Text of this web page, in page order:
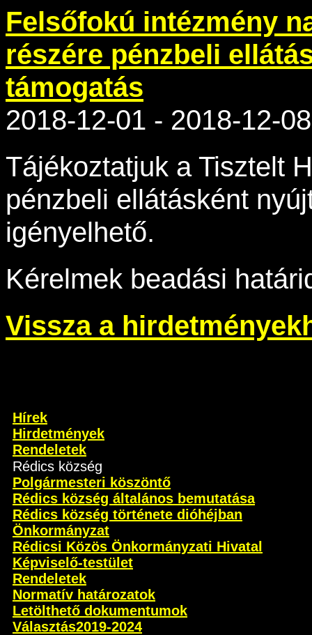
Felsőfokú intézmény
részére pénzbeli
támogatás
2018-12-01 - 2018-12-08
Tájékoztatjuk a Tisztelt
pénzbeli ellátásként
igényelhető.
Kérelmek beadási
Vissza a
Hírek
Hirdetmények
Rendeletek
Rédics község
Polgármesteri köszöntő
Rédics község általános bemutatása
Rédics község története dióhéjban
Önkormányzat
Rédicsi Közös Önkormányzati Hivatal
Képviselő-testület
Rendeletek
Normatív határozatok
Letölthető dokumentumok
Választás2019-2024